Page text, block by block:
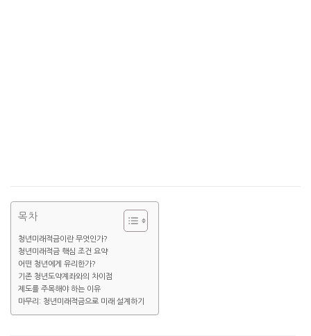
목차
청년미래적금이란 무엇인가?
청년미래적금 핵심 조건 요약
어떤 청년에게 유리한가?
기존 청년도약계좌와의 차이점
제도를 주목해야 하는 이유
마무리: 청년미래적금으로 미래 설계하기